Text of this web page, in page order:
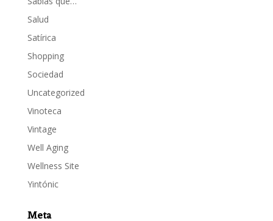
Salud
Satírica
Shopping
Sociedad
Uncategorized
Vinoteca
Vintage
Well Aging
Wellness Site
Yintónic
Meta